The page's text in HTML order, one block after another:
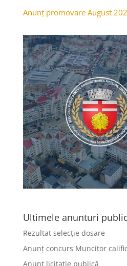
Anunț promovare August
Ultimele anunturi
Rezultat selecție dosare
Anunț concurs Muncitor
Anunț licitație publică